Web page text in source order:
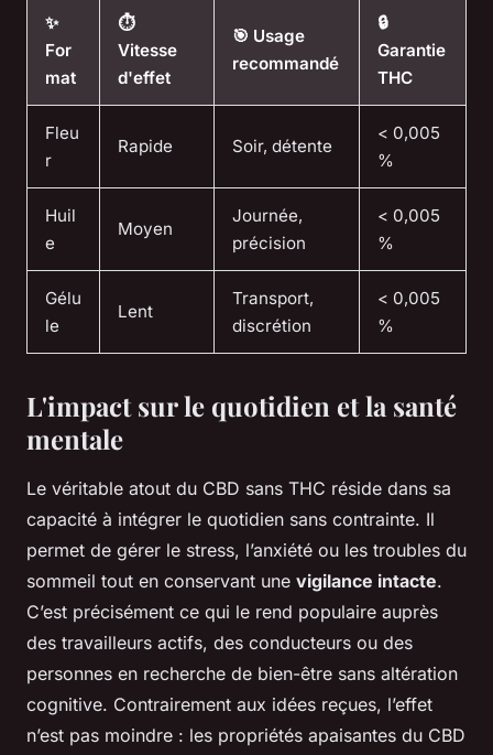
✨
For
mat
⏱️
Vitesse
d'effet
🎯 Usage
recommandé
🔒
Garantie
THC
Fleu
r
Rapide Soir, détente
< 0,005
%
Huil
e
Moyen
Journée,
précision
< 0,005
%
Gélu
le
Lent
Transport,
discrétion
< 0,005
%
L'impact sur le quotidien et la santé
mentale
Le véritable atout du CBD sans THC réside dans sa
capacité à intégrer le quotidien sans contrainte. Il
permet de gérer le stress, l’anxiété ou les troubles du
sommeil tout en conservant une vigilance intacte.
C’est précisément ce qui le rend populaire auprès
des travailleurs actifs, des conducteurs ou des
personnes en recherche de bien-être sans altération
cognitive. Contrairement aux idées reçues, l’effet
n’est pas moindre : les propriétés apaisantes du CBD